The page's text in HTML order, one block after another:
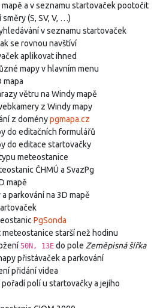
mapě a v seznamu startovaček pootočit
(S, SV, V, …)
v seznamu startovaček
se rovnou navštíví
aplikovat ihned
mapy v hlavním menu
mapa
větru na Windy mapě
z Windy mapy
z doménypgmapa.cz
do editačních formulářů
do editace startovačky
meteostanice
ČHMÚ a SvazPg
mapě
parkování na 3D mapě
PgSonda
meteostanice starší než hodinu
50N, 13E do pole Zeměpisná šířka
přistávaček a parkování
přidání videa
polí u startovačky a jejího